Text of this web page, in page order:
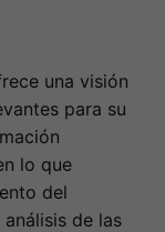
una visión
para su
lo que
del
de las